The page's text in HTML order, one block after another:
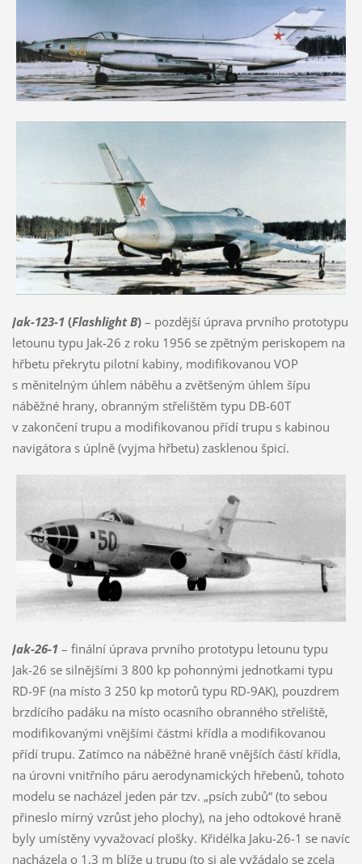
Jak-123-1 (Flashlight B) – pozdější úprava prvního prototypu
letounu typu Jak-26 z roku 1956 se zpětným periskopem na
hřbetu překrytu pilotní kabiny, modifikovanou VOP
s měnitelným úhlem náběhu a zvětšeným úhlem šípu
náběžné hrany, obranným střelištěm typu DB-60T
v zakončení trupu a modifikovanou přídí trupu s kabinou
navigátora s úplně (vyjma hřbetu) zasklenou špicí.
Jak-26-1 – finální úprava prvního prototypu letounu typu
Jak-26 se silnějšími 3 800 kp pohonnými jednotkami typu
RD-9F (na místo 3 250 kp motorů typu RD-9AK), pouzdrem
brzdícího padáku na místo ocasního obranného střeliště,
modifikovanými vnějšími částmi křídla a modifikovanou
přídí trupu. Zatímco na náběžné hraně vnějších částí křídla,
na úrovni vnitřního páru aerodynamických hřebenů, tohoto
modelu se nacházel jeden pár tzv. „psích zubů“ (to sebou
přineslo mírný vzrůst jeho plochy), na jeho odtokové hraně
byly umístěny vyvažovací plošky. Křidélka Jaku-26-1 se navíc
nacházela o 1,3 m blíže u trupu (to si ale vyžádalo se zcela